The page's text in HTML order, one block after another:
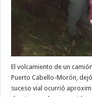
El volcamiento de un
Puerto Cabello-Morón,
suceso vial ocurrió